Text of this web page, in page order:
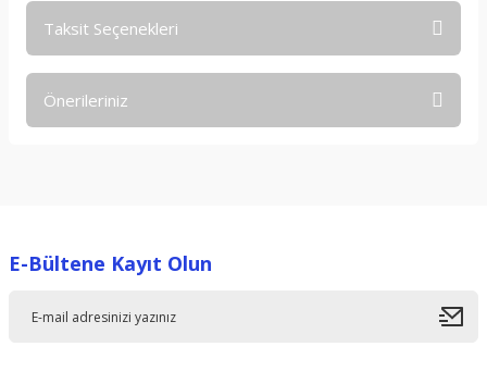
Taksit Seçenekleri
Önerileriniz
Ürün resmi kalitesiz, bozuk veya görüntülenemiyor.
E-Bültene Kayıt Olun